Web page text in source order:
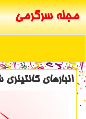
مجله سرگرمی
انبارهای